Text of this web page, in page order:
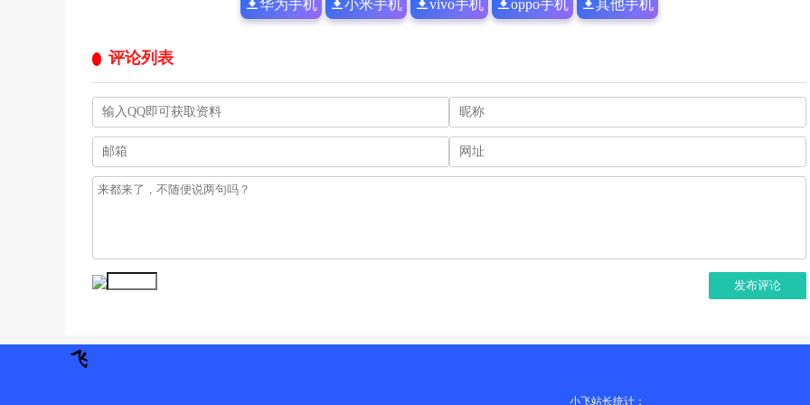
华为手机 小米手机 vivo手机 oppo手机 其他手机
评论列表
发布评论
小飞站长统计：